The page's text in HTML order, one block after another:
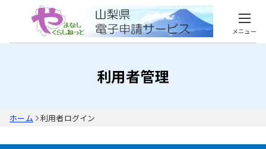
メニュー
利用者管理
ホーム 利用者ログイン